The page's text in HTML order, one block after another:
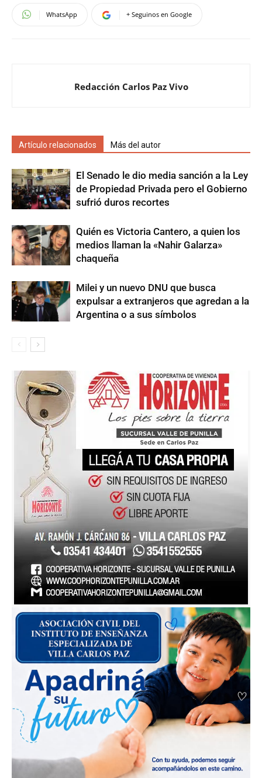
WhatsApp + Seguinos en Google
Redacción Carlos Paz Vivo
Artículo relacionados Más del autor
El Senado le dio media sanción a la Ley
de Propiedad Privada pero el Gobierno
sufrió duros recortes
Quién es Victoria Cantero, a quien los
medios llaman la «Nahir Galarza»
chaqueña
Milei y un nuevo DNU que busca
expulsar a extranjeros que agredan a la
Argentina o a sus símbolos